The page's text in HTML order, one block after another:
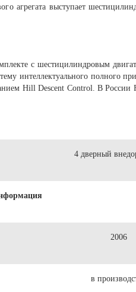
агрегата выступает
с шестицилиндровым
интеллектуального полного
Hill Descent Control. В России
4 дверный
2006
в